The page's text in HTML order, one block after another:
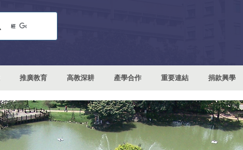
推廣教育 高教深耕 產學合作 重要連結 捐款興學